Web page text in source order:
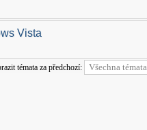
Vista
témata za předchozí: